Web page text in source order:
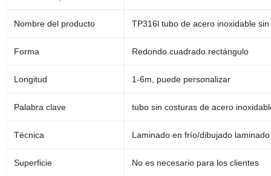
Nombre del producto TP316l tubo de acero inoxidable
Forma Redondo.cuadrado.rectángulo
Longitud 1-6m, puede personalizar
Palabra clave tubo sin costuras de acero
Técnica Laminado en frío/dibujado
Superficie No es necesario para los clientes